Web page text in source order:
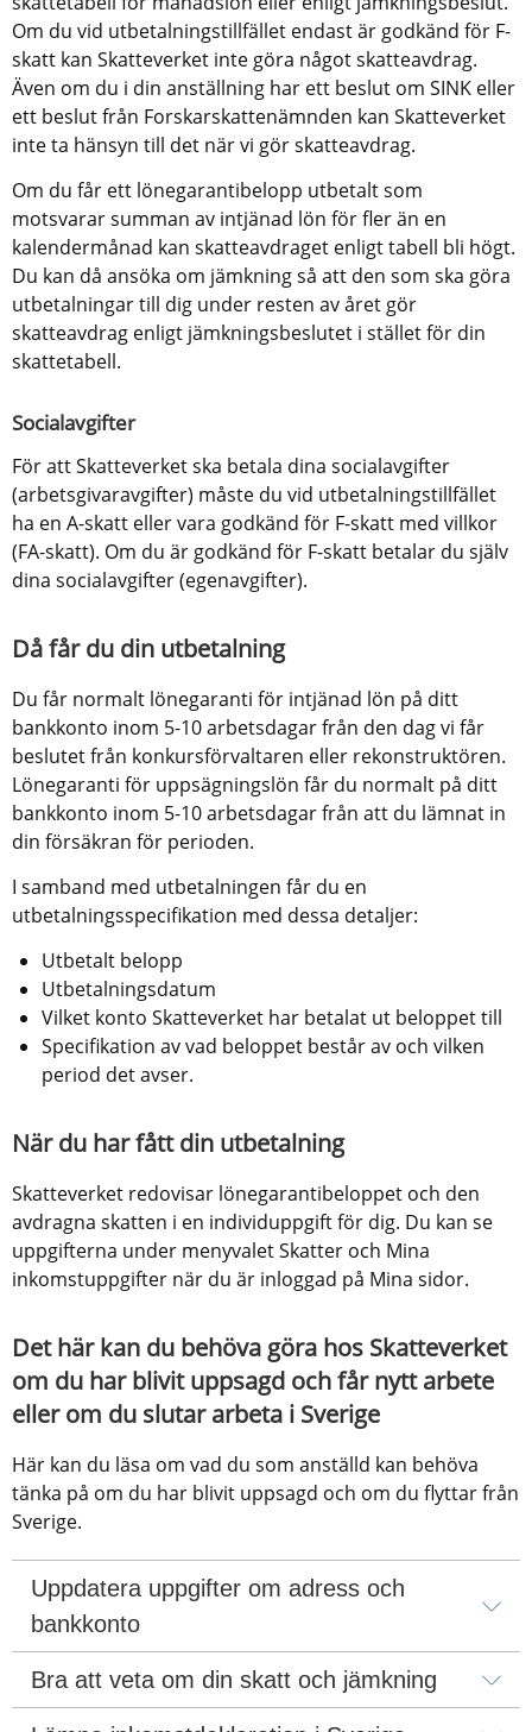
Om du vid utbetalningstillfället endast är godkänd för F-
skatt kan Skatteverket inte göra något skatteavdrag.
Även om du i din anställning har ett beslut om SINK eller
ett beslut från Forskarskattenämnden kan Skatteverket
inte ta hänsyn till det när vi gör skatteavdrag.
Om du får ett lönegarantibelopp utbetalt som
motsvarar summan av intjänad lön för fler än en
kalendermånad kan skatteavdraget enligt tabell bli högt.
Du kan då ansöka om jämkning så att den som ska göra
utbetalningar till dig under resten av året gör
skatteavdrag enligt jämkningsbeslutet i stället för din
skattetabell.
Socialavgifter
För att Skatteverket ska betala dina socialavgifter
(arbetsgivaravgifter) måste du vid utbetalningstillfället
ha en A-skatt eller vara godkänd för F-skatt med villkor
(FA-skatt). Om du är godkänd för F-skatt betalar du själv
dina socialavgifter (egenavgifter).
Då får du din utbetalning
Du får normalt lönegaranti för intjänad lön på ditt
bankkonto inom 5-10 arbetsdagar från den dag vi får
beslutet från konkursförvaltaren eller rekonstruktören.
Lönegaranti för uppsägningslön får du normalt på ditt
bankkonto inom 5-10 arbetsdagar från att du lämnat in
din försäkran för perioden.
I samband med utbetalningen får du en
utbetalningsspecifikation med dessa detaljer:
Utbetalt belopp
Utbetalningsdatum
Vilket konto Skatteverket har betalat ut beloppet till
Specifikation av vad beloppet består av och vilken
period det avser.
När du har fått din utbetalning
Skatteverket redovisar lönegarantibeloppet och den
avdragna skatten i en individuppgift för dig. Du kan se
uppgifterna under menyvalet Skatter och Mina
inkomstuppgifter när du är inloggad på Mina sidor.
Det här kan du behöva göra hos Skatteverket
om du har blivit uppsagd och får nytt arbete
eller om du slutar arbeta i Sverige
Här kan du läsa om vad du som anställd kan behöva
tänka på om du har blivit uppsagd och om du flyttar från
Sverige.
Uppdatera uppgifter om adress och
bankkonto
Bra att veta om din skatt och jämkning